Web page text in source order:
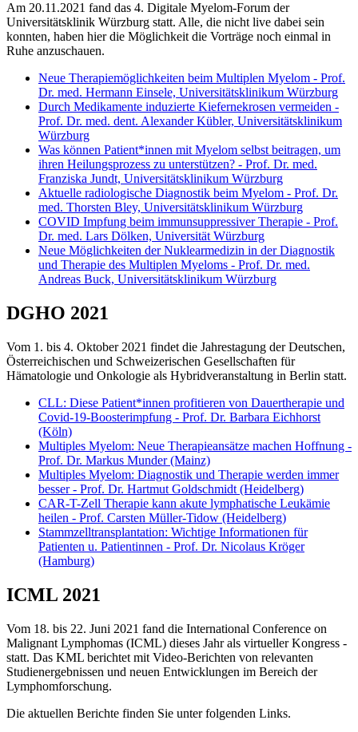
Am 20.11.2021 fand das 4. Digitale Myelom-Forum der
Universitätsklinik Würzburg statt. Alle, die nicht live dabei sein
konnten, haben hier die Möglichkeit die Vorträge noch einmal in
Ruhe anzuschauen.
Neue Therapiemöglichkeiten beim Multiplen Myelom - Prof.
Dr. med. Hermann Einsele, Universitätsklinikum Würzburg
Durch Medikamente induzierte Kiefernekrosen vermeiden -
Prof. Dr. med. dent. Alexander Kübler, Universitätsklinikum
Würzburg
Was können Patient*innen mit Myelom selbst beitragen, um
ihren Heilungsprozess zu unterstützen? - Prof. Dr. med.
Franziska Jundt, Universitätsklinikum Würzburg
Aktuelle radiologische Diagnostik beim Myelom - Prof. Dr.
med. Thorsten Bley, Universitätsklinikum Würzburg
COVID Impfung beim immunsuppressiver Therapie - Prof.
Dr. med. Lars Dölken, Universität Würzburg
Neue Möglichkeiten der Nuklearmedizin in der Diagnostik
und Therapie des Multiplen Myeloms - Prof. Dr. med.
Andreas Buck, Universitätsklinikum Würzburg
DGHO 2021
Vom 1. bis 4. Oktober 2021 findet die Jahrestagung der Deutschen,
Österreichischen und Schweizerischen Gesellschaften für
Hämatologie und Onkologie als Hybridveranstaltung in Berlin statt.
CLL: Diese Patient*innen profitieren von Dauertherapie und
Covid-19-Boosterimpfung - Prof. Dr. Barbara Eichhorst
(Köln)
Multiples Myelom: Neue Therapieansätze machen Hoffnung -
Prof. Dr. Markus Munder (Mainz)
Multiples Myelom: Diagnostik und Therapie werden immer
besser - Prof. Dr. Hartmut Goldschmidt (Heidelberg)
CAR-T-Zell Therapie kann akute lymphatische Leukämie
heilen - Prof. Carsten Müller-Tidow (Heidelberg)
Stammzelltransplantation: Wichtige Informationen für
Patienten u. Patientinnen - Prof. Dr. Nicolaus Kröger
(Hamburg)
ICML 2021
Vom 18. bis 22. Juni 2021 fand die International Conference on
Malignant Lymphomas (ICML) dieses Jahr als virtueller Kongress -
statt. Das KML berichtet mit Video-Berichten von relevanten
Studienergebnissen und neuen Entwicklungen im Bereich der
Lymphomforschung.
Die aktuellen Berichte finden Sie unter folgenden Links.